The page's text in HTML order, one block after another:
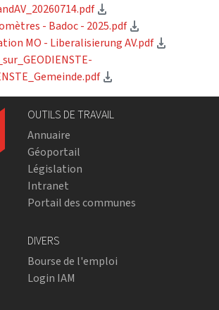
- Badoc - 2025.pdf
MO - Liberalisierung AV.pdf
OUTILS DE TRAVAIL
Annuaire
Géoportail
Législation
Intranet
Portail des communes
DIVERS
Bourse de l'emploi
Login IAM